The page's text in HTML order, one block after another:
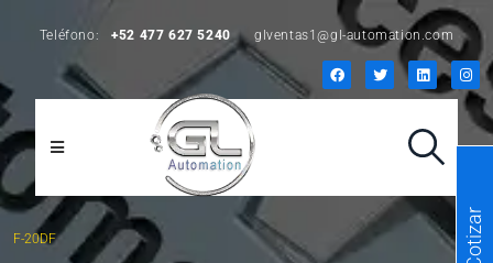
Teléfono: +52 477 627 5240 glventas1@gl-automation.com
F-20DF Cotizar